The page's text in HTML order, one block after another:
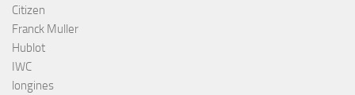
Citizen
Franck Muller
Hublot
IWC
longines